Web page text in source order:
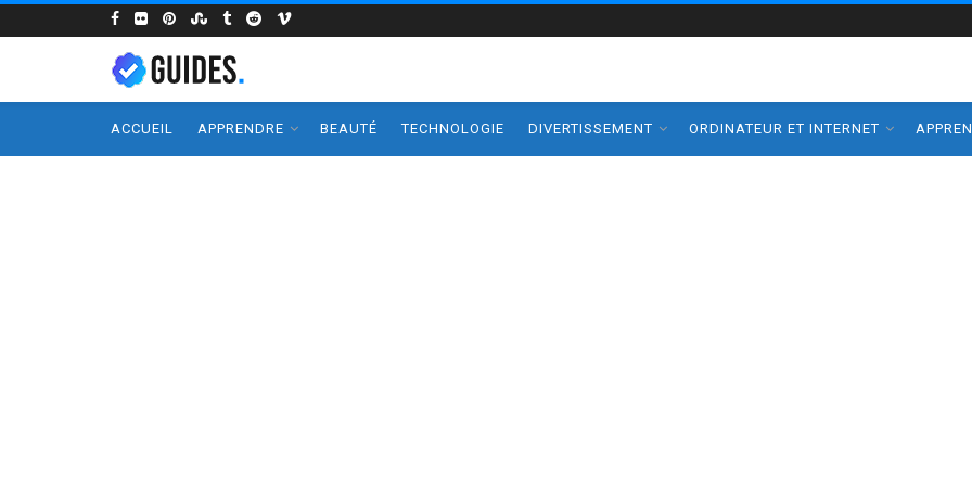
ACCUEIL APPRENDRE BEAUTÉ TECHNOLOGIE DIVERTISSEMENT ORDINATEUR ET INTERNET